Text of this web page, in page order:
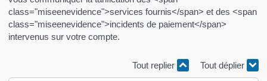
class="miseenevidence">services fournis</span> et des <span
class="miseenevidence">incidents de paiement</span>
intervenus sur votre compte.
Tout replier Tout déplier